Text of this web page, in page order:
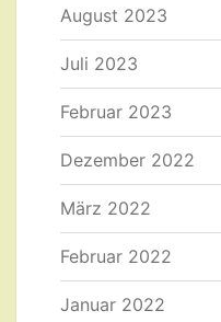
August 2023
Juli 2023
Februar 2023
Dezember 2022
März 2022
Februar 2022
Januar 2022